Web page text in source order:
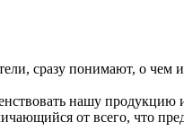
сразу понимают, о
нашу
от всего, что